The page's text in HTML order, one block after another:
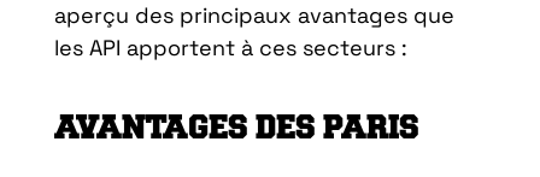
aperçu des principaux avantages que
les API apportent à ces secteurs :
AVANTAGES DES PARIS